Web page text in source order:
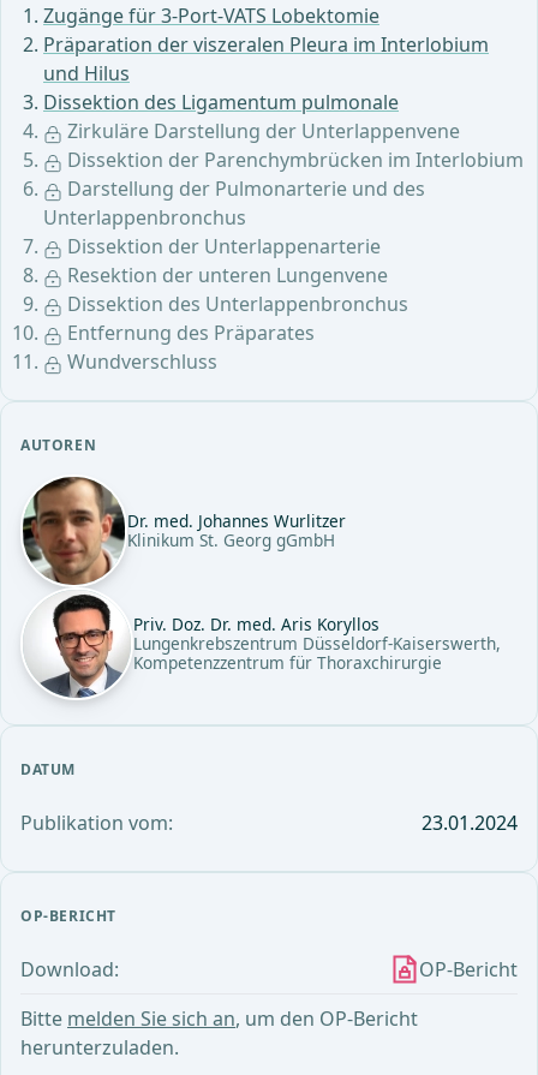
Zugänge für 3-Port-VATS Lobektomie
Präparation der viszeralen Pleura im Interlobium
und Hilus
Dissektion des Ligamentum pulmonale
Zirkuläre Darstellung der Unterlappenvene
Dissektion der Parenchymbrücken im Interlobium
Darstellung der Pulmonarterie und des
Unterlappenbronchus
Dissektion der Unterlappenarterie
Resektion der unteren Lungenvene
Dissektion des Unterlappenbronchus
Entfernung des Präparates
Wundverschluss
AUTOREN
Dr. med. Johannes Wurlitzer
Klinikum St. Georg gGmbH
Priv. Doz. Dr. med. Aris Koryllos
Lungenkrebszentrum Düsseldorf-Kaiserswerth,
Kompetenzzentrum für Thoraxchirurgie
DATUM
Publikation vom: 23.01.2024
OP-BERICHT
Download:
OP-Bericht
Bitte melden Sie sich an, um den OP-Bericht
herunterzuladen.